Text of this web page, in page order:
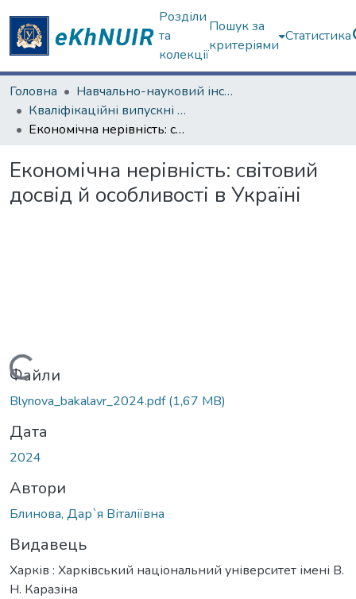
Розділи
та
колекції
Пошук за
критеріями
Статистика
Головна
Навчально-науковий інститут "Каразінський інститут міжнародних відносин та туристичного бізнесу"
Кваліфікаційні випускні роботи бакалаврів. Навчально-науковий інститут "Каразінський інститут міжнародних відносин та туристичного бізнесу"
Економічна нерівність: світовий досвід й особливості в Україні
Економічна нерівність: світовий
досвід й особливості в Україні
Вантажиться...
Файли
Blynova_bakalavr_2024.pdf(1,67 MB)
Дата
2024
Автори
Блинова, Дар`я Віталіївна
Видавець
Харків : Харківський національний університет імені В.
Н. Каразіна